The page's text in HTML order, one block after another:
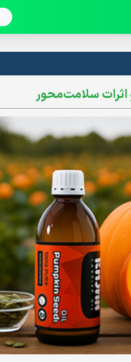
اثرات سلامت‌محور